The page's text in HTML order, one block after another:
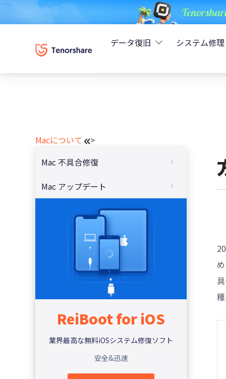
データ復旧
UltData - WhatsApp
4DDiG - Windowsデー
システム修理
Macについて
>
Mac 不具合修復
MacBookが起動しない？画面が真っ暗にな
Mac アップデート
macOS インストールが進まない時の対処
【7選】macOSを再インストールできない
【2023年】MacOSのアップデートが終わら
ない時の原因と対処法
ReiBoot for iOS
業界最高な無料iOSシステム修復ソフト
安全&迅速